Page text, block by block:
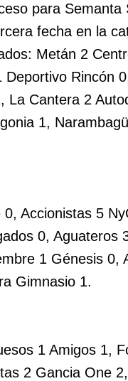
para Semanta
fecha en la
Metán 2
Deportivo Rincón
La Cantera 2
1,
Accionistas 5
0, Aguateros
1 Génesis 0,
Gimnasio 1.
1 Amigos 1,
2 Gancia One